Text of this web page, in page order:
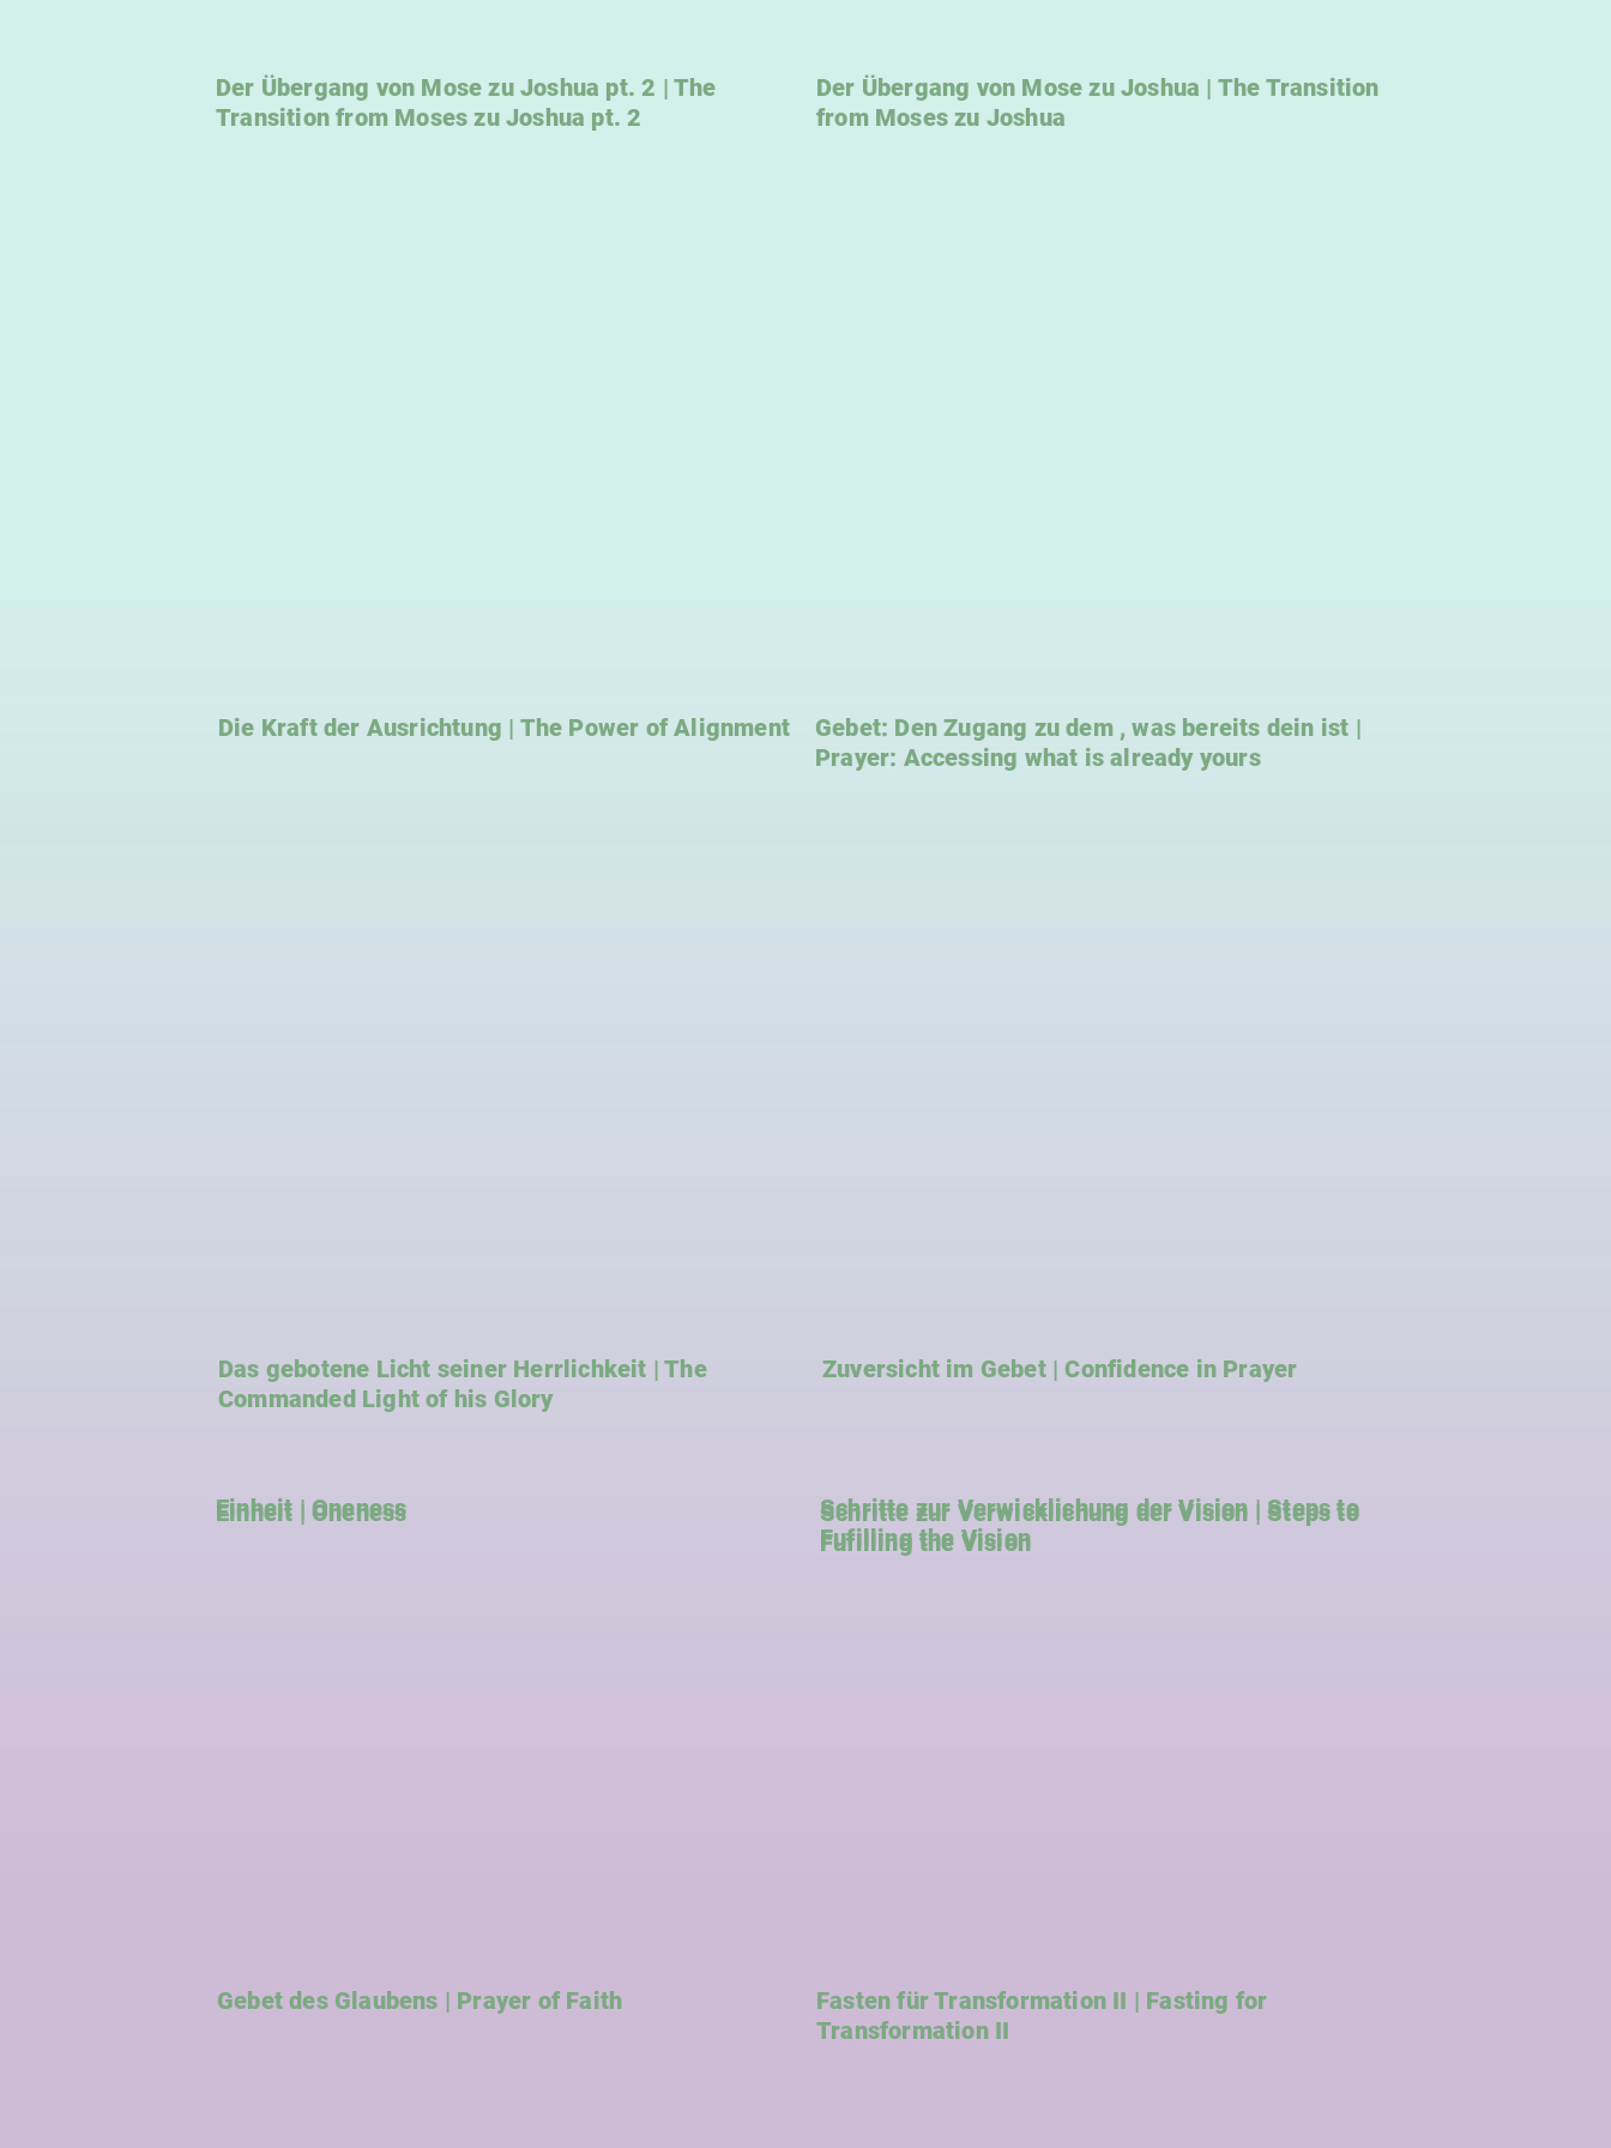
Der Übergang von Mose zu Joshua pt. 2 | The
Transition from Moses zu Joshua pt. 2
Die Kraft der Ausrichtung | The Power of Alignment
Das gebotene Licht seiner Herrlichkeit | The
Commanded Light of his Glory
Einheit | Oneness
Einheit | Oneness
Gebet des Glaubens | Prayer of Faith
Der Übergang von Mose zu Joshua | The Transition
from Moses zu Joshua
Gebet: Den Zugang zu dem , was bereits dein ist |
Prayer: Accessing what is already yours
Zuversicht im Gebet | Confidence in Prayer
Schritte zur Verwicklichung der Vision | Steps to
Fufilling the Vision
Schritte zur Verwicklichung der Vision | Steps to
Fufilling the Vision
Fasten für Transformation II | Fasting for
Transformation II